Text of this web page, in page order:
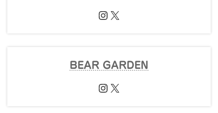
Instagram
X
BEAR GARDEN
Instagram
X